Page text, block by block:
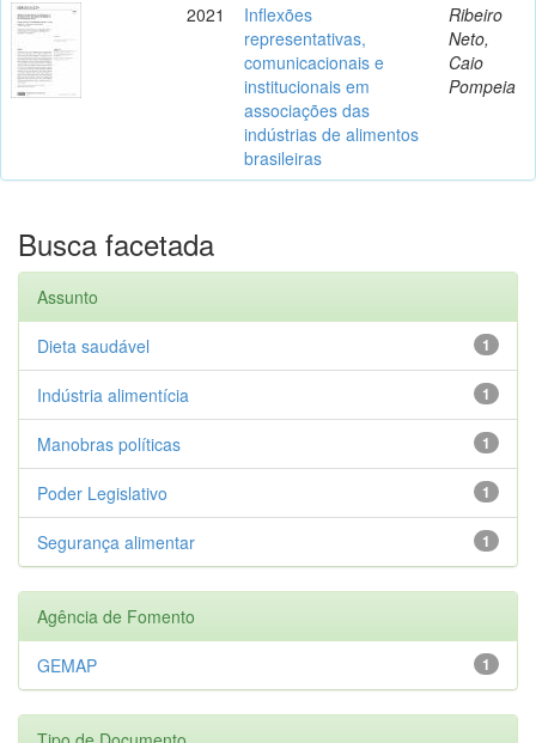
2021
Inflexões
representativas,
comunicacionais e
institucionais em
associações das
indústrias de alimentos
brasileiras
Ribeiro
Neto,
Caio
Pompeia
Busca facetada
Assunto
1
Dieta saudável
1
Indústria alimentícia
1
Manobras políticas
1
Poder Legislativo
1
Segurança alimentar
Agência de Fomento
1
GEMAP